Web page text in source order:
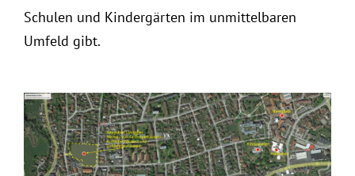
Schulen und Kindergärten im unmittelbaren
Umfeld gibt.